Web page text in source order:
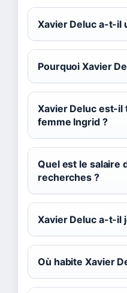
Xavier Deluc a-t-il
Pourquoi Xavier
Xavier Deluc est-il
femme Ingrid ?
Quel est le salaire
recherches ?
Xavier Deluc a-t-il
Où habite Xavier